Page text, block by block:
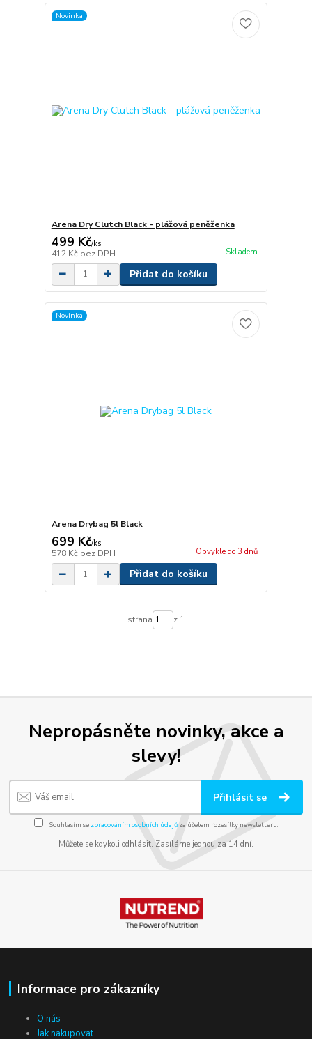
Novinka
Arena Dry Clutch Black - plážová peněženka
499 Kč/ks
412 Kč bez DPH Skladem
Přidat do košíku
Novinka
Arena Drybag 5l Black
699 Kč/ks
578 Kč bez DPH Obvykle do 3 dnů
Přidat do košíku
strana z 1
Nepropásněte novinky, akce a
slevy!
Přihlásit se
Souhlasím se zpracováním osobních údajůza účelem rozesílky newsletteru.
Můžete se kdykoli odhlásit. Zasíláme jednou za 14 dní.
Informace pro zákazníky
O nás
Jak nakupovat